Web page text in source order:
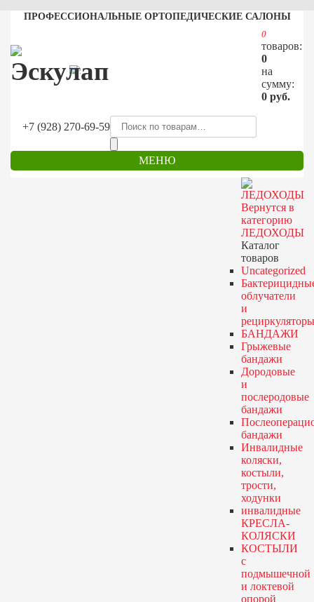
ПРОФЕССИОНАЛЬНЫЕ ОРТОПЕДИЧЕСКИЕ САЛОНЫ
+7 (928) 270-69-59
0
товаров:
0
на
сумму:
0руб.
МЕНЮ
Вернутся в
категорию
ЛЕДОХОДЫ
Каталог
товаров
Uncategorized
облучатели
и
рециркуляторы
БАНДАЖИ
Грыжевые
бандажи
Дородовые
и
послеродовые
бандажи
бандажи
Инвалидные
коляски,
костыли,
трости,
ходунки
инвалидные
КРЕСЛА-
КОЛЯСКИ
КОСТЫЛИ
с
подмышечной
и локтевой
опорой